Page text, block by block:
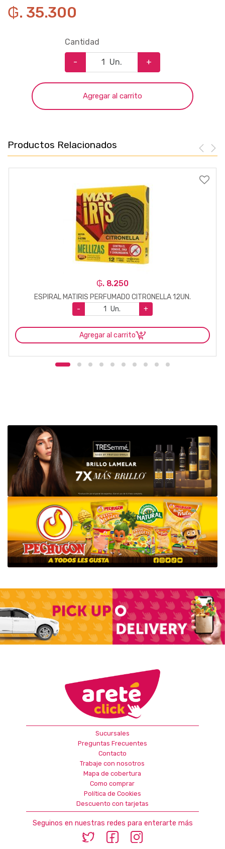
₲. 35.300
Cantidad
- Un. +
Agregar al carrito
Productos Relacionados
₲. 8.250
ESPIRAL MATIRIS PERFUMADO CITRONELLA 12UN.
-
Un. +
Agregar al carrito
Sucursales
Preguntas Frecuentes
Contacto
Trabaje con nosotros
Mapa de cobertura
Como comprar
Política de Cookies
Descuento con tarjetas
Seguinos en nuestras redes para enterarte más